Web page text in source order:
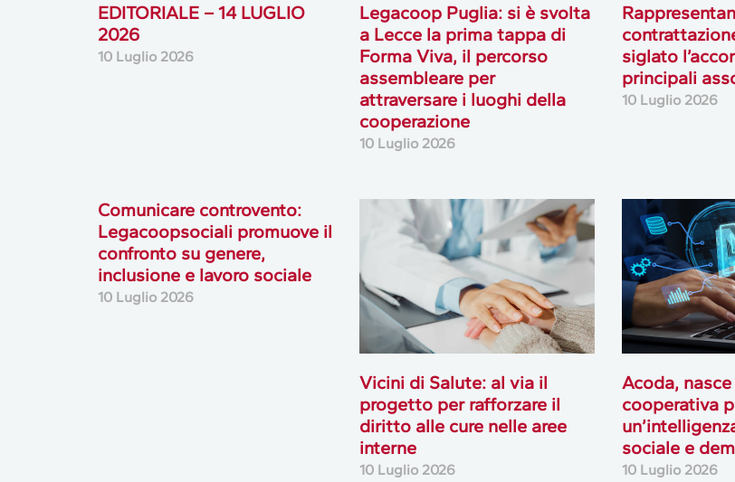
EDITORIALE – 14 LUGLIO
2026
10 Luglio 2026
Legacoop Puglia: si è svolta
a Lecce la prima tappa di
Forma Viva, il percorso
assembleare per
attraversare i luoghi della
cooperazione
10 Luglio 2026
siglato
principali
10 Luglio 2026
Comunicare controvento:
Legacoopsociali promuove il
confronto su genere,
inclusione e lavoro sociale
10 Luglio 2026
Vicini di Salute: al via il
progetto per rafforzare il
diritto alle cure nelle aree
interne
10 Luglio 2026
Acoda,
cooperativa
sociale e
10 Luglio 2026